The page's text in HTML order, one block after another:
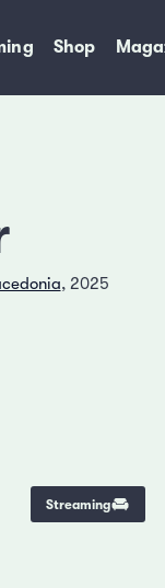
Shop
, 2025
Streaming